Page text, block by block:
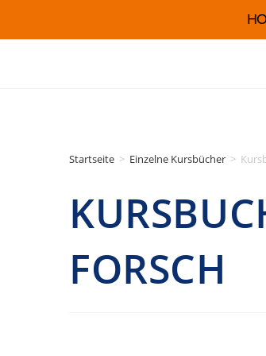
Startseite > Einzelne Kursbücher >
FORSCH